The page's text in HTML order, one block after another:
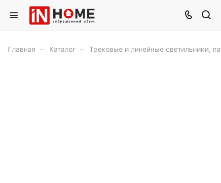
Главная – Каталог – Трековые и линейные светильники,